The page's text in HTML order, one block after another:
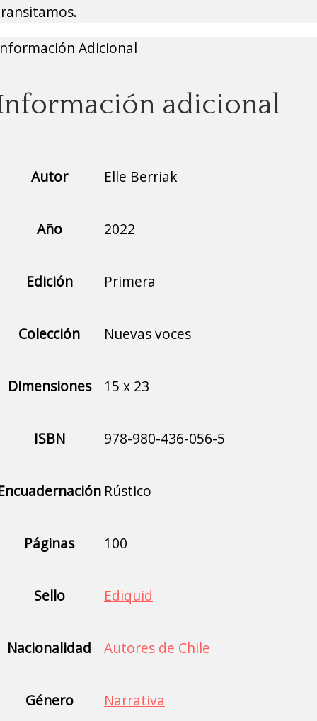
Adicional
adicional
Autor Elle Berriak
Año 2022
Edición Primera
Colección Nuevas voces
Dimensiones 15 x 23
ISBN 978-980-436-056-5
Rústico
Páginas 100
Sello Ediquid
Nacionalidad Autores de Chile
Género
Narrativa